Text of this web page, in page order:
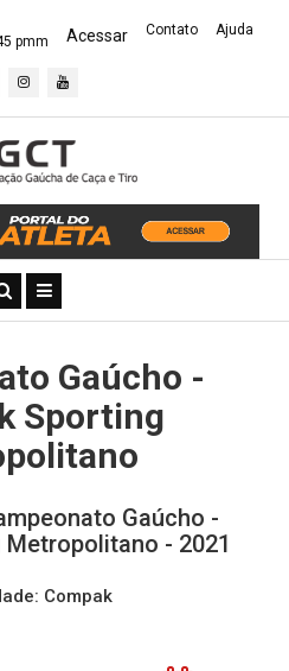
pmm Acessar Contato Ajuda
Gaúcho -
Sporting
Gaúcho -
- 2021
Compak